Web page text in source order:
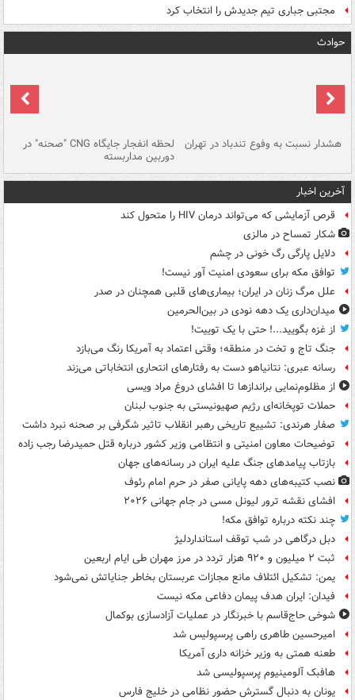
مجتبی جباری تیم جدیدش را انتخاب کرد
حوادث
هشدار نسبت به وفوع تندباد در تهران لحظه انفجار جایگاه CNG "صحنه" در
دوربین مداربسته
آخرین اخبار
قرص آزمایشی که می‌تواند درمان HIV را متحول کند
شکار تمساح در مالزی
دلایل پارگی رگ خونی در چشم
توافق مکه برای سعودی امنیت آور نیست!
علل مرگ زنان در ایران؛ بیماری‌های قلبی همچنان در صدر
میدان‌داری یک دهه نودی در بین‌الحرمین
از غزه بگویید...! حتی با یک توییت!
جنگ تاج و تخت در منطقه؛ وقتی اعتماد به آمریکا رنگ می‌بازد
رسانه عبری: نتانیاهو دست به رفتارهای انتحاری انتخاباتی می‌زند
از مظلوم‌نمایی براندازها تا افشای دروغ مراد ویسی
حملات توپخانه‌ای رژیم صهیونیستی به جنوب لبنان
صفار هرندی: تشییع تاریخی رهبر انقلاب تاثیر شگرفی بر صحنه نبرد داشت
توضیحات معاون امنیتی و انتظامی وزیر کشور درباره قتل حمیدرضا رجب زاده
بازتاب پیامدهای جنگ علیه ایران در رسانه‌های جهان
نصب کتیبه‌های دهه پایانی صفر در حرم امام رئوف
افشای نقشه ترور لیونل مسی در جام جهانی ۲۰۲۶
چند نکته درباره توافق مکه!
دبل درگاهی در شب توقف استانداردلیژ
ثبت ۲ میلیون و ۹۲۰ هزار تردد در مرز مهران طی ایام اربعین
یمن: تشکیل ائتلاف مانع مجازات عربستان بخاطر جنایاتش نمی‌شود
فیدان: ایران هدف پیمان دفاعی مکه نیست
شوخی حاج‌قاسم با خبرنگار در عملیات آزادسازی بوکمال
امیرحسین طاهری راهی پرسپولیس شد
طعنه همتی به وزیر خزانه داری آمریکا
هافبک آلومینیوم پرسپولیسی شد
یونان به دنبال گسترش حضور نظامی در خلیج فارس